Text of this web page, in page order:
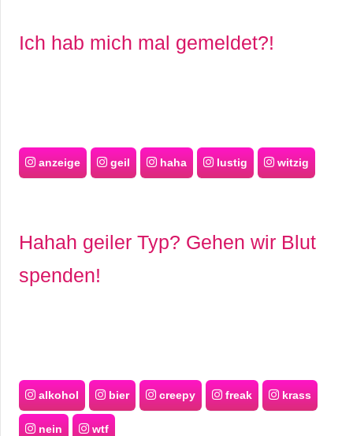
Ich hab mich mal gemeldet?!
anzeige geil haha lustig witzig
Hahah geiler Typ? Gehen wir Blut
spenden!
alkohol bier creepy freak krass
nein wtf